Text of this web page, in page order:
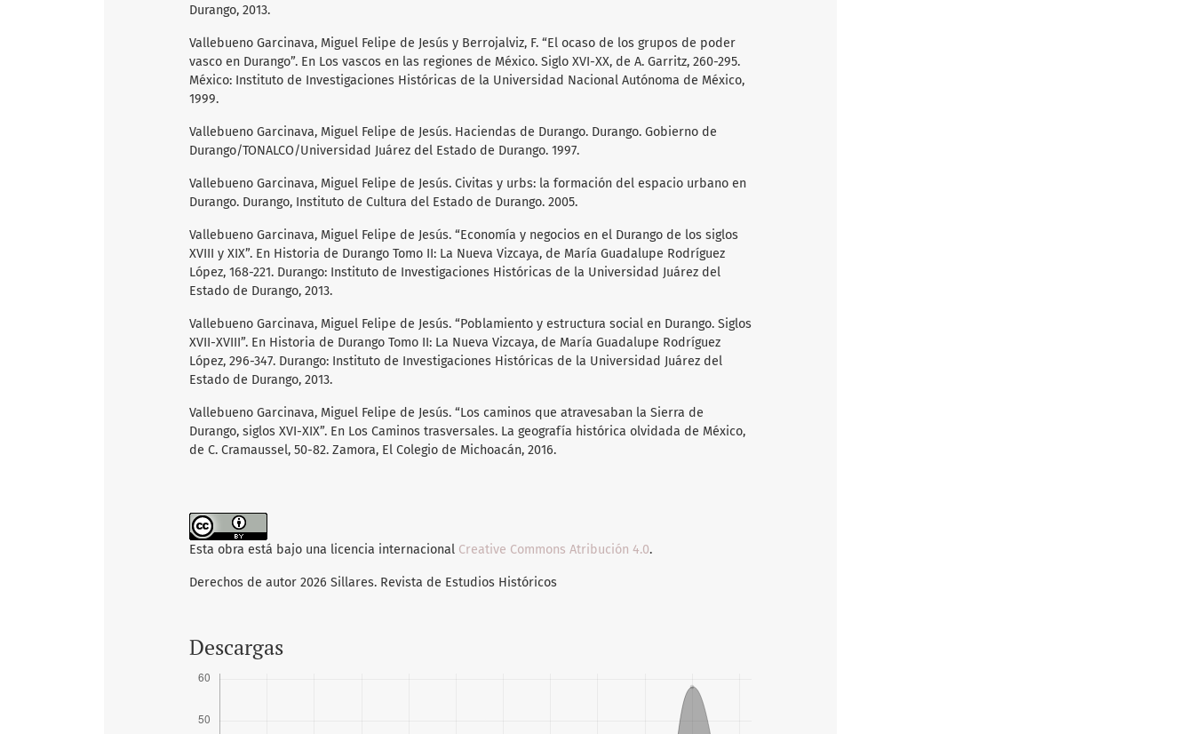
Durango, 2013.
Vallebueno Garcinava, Miguel Felipe de Jesús y Berrojalviz, F. “El ocaso de los grupos de poder
vasco en Durango”. En Los vascos en las regiones de México. Siglo XVI-XX, de A. Garritz, 260-295.
México: Instituto de Investigaciones Históricas de la Universidad Nacional Autónoma de México,
1999.
Vallebueno Garcinava, Miguel Felipe de Jesús. Haciendas de Durango. Durango. Gobierno de
Durango/TONALCO/Universidad Juárez del Estado de Durango. 1997.
Vallebueno Garcinava, Miguel Felipe de Jesús. Civitas y urbs: la formación del espacio urbano en
Durango. Durango, Instituto de Cultura del Estado de Durango. 2005.
Vallebueno Garcinava, Miguel Felipe de Jesús. “Economía y negocios en el Durango de los siglos
XVIII y XIX”. En Historia de Durango Tomo II: La Nueva Vizcaya, de María Guadalupe Rodríguez
López, 168-221. Durango: Instituto de Investigaciones Históricas de la Universidad Juárez del
Estado de Durango, 2013.
Vallebueno Garcinava, Miguel Felipe de Jesús. “Poblamiento y estructura social en Durango. Siglos
XVII-XVIII”. En Historia de Durango Tomo II: La Nueva Vizcaya, de María Guadalupe Rodríguez
López, 296-347. Durango: Instituto de Investigaciones Históricas de la Universidad Juárez del
Estado de Durango, 2013.
Vallebueno Garcinava, Miguel Felipe de Jesús. “Los caminos que atravesaban la Sierra de
Durango, siglos XVI-XIX”. En Los Caminos trasversales. La geografía histórica olvidada de México,
de C. Cramaussel, 50-82. Zamora, El Colegio de Michoacán, 2016.
Esta obra está bajo una licencia internacional Creative Commons Atribución 4.0.
Derechos de autor 2026 Sillares. Revista de Estudios Históricos
Descargas